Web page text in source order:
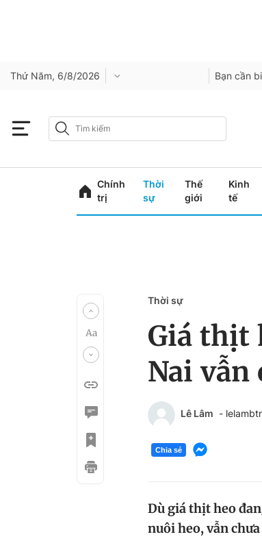
Thứ Năm, 6/8/2026 Bạn cần
Chính
trị
Thời
sự
Thế
giới
Kinh
tế
Thời sự
Giá thịt
Nai vẫn
Lê Lâm -
Chia sẻ
Dù giá thịt heo
nuôi heo, vẫn